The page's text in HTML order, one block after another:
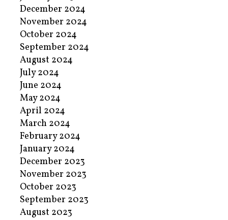
December 2024
November 2024
October 2024
September 2024
August 2024
July 2024
June 2024
May 2024
April 2024
March 2024
February 2024
January 2024
December 2023
November 2023
October 2023
September 2023
August 2023